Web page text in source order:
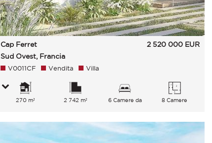
Cap Ferret
Sud Ovest, Francia
2 520 000 EUR
V0011CF Vendita Villa
270 m² 2 742 m²
6 Camere da
8 Camere